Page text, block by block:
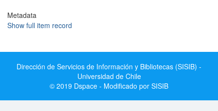
Metadata
Show full item record
Dirección de Servicios de Información y Bibliotecas (SISIB) -
Universidad de Chile
© 2019 Dspace - Modificado por SISIB